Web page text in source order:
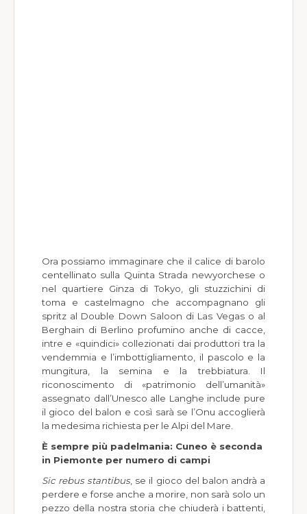
Ora possiamo immaginare che il calice di barolo
centellinato sulla Quinta Strada newyorchese o
nel quartiere Ginza di Tokyo, gli stuzzichini di
toma e castelmagno che accompagnano gli
spritz al Double Down Saloon di Las Vegas o al
Berghain di Berlino profumino anche di cacce,
intre e «quindici» collezionati dai produttori tra la
vendemmia e l’imbottigliamento, il pascolo e la
mungitura, la semina e la trebbiatura. Il
riconoscimento di «patrimonio dell’umanità»
assegnato dall’Unesco alle Langhe include pure
il gioco del balon e così sarà se l’Onu accoglierà
la medesima richiesta per le Alpi del Mare.
È sempre più padelmania: Cuneo è seconda
in Piemonte per numero di campi
Sic rebus stantibus, se il gioco del balon andrà a
perdere e forse anche a morire, non sarà solo un
pezzo della nostra storia che chiuderà i battenti,